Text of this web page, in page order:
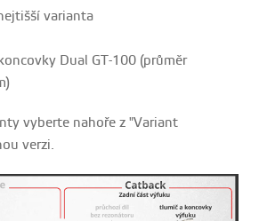
varianta
Dual GT-100 (průměr
vyberte nahoře z "Variant
verzi.